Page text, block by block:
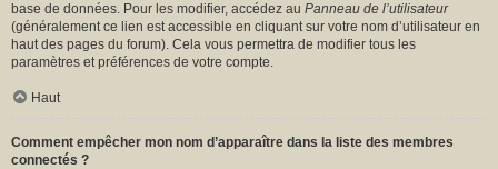
base de données. Pour les modifier, accédez au Panneau de l’utilisateur
(généralement ce lien est accessible en cliquant sur votre nom d’utilisateur en
haut des pages du forum). Cela vous permettra de modifier tous les
paramètres et préférences de votre compte.
Haut
Comment empêcher mon nom d’apparaître dans la liste des membres
connectés ?